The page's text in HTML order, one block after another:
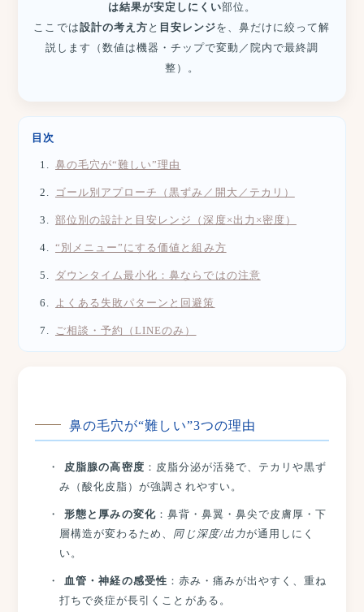
は結果が安定しにくい部位。
ここでは設計の考え方 と 目安レンジを、鼻だけに絞って解
説します（数値は機器・チップで変動／院内で最終調
整）。
目次
鼻の毛穴が“難しい”理由
ゴール別アプローチ（黒ずみ／開大／テカリ）
部位別の設計と目安レンジ（深度×出力×密度）
“別メニュー”にする価値と組み方
ダウンタイム最小化：鼻ならではの注意
よくある失敗パターンと回避策
ご相談・予約（LINEのみ）
鼻の毛穴が“難しい”3つの理由
皮脂腺の高密度 ：皮脂分泌が活発で、テカリや黒ず
み（酸化皮脂）が強調されやすい。
形態と厚みの変化：鼻背・鼻翼・鼻尖で皮膚厚・下
層構造が変わるため、 同じ深度/出力が通用しにく
い。
血管・神経の感受性 ：赤み・痛みが出やすく、重ね
打ちで炎症が長引くことがある。